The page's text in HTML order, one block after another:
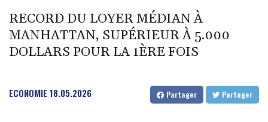
Meta sommé de verser près d'un milliard de dollars pour réparer
ses dégâts sur les jeunes
"Retour en force" progressif de la chaleur dans les prochains
Le chômage progresse une nouvelle fois en France et dépasse
RECORD DU LOYER MÉDIAN À
MANHATTAN, SUPÉRIEUR À 5.000
DOLLARS POUR LA 1ÈRE FOIS
ECONOMIE18.05.2026 Partager Partager